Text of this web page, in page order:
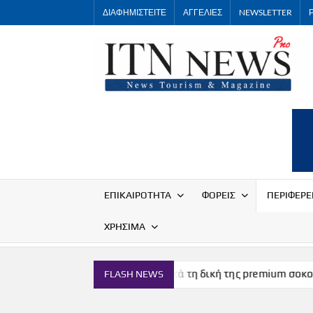
to
ΔΙΑΦΗΜΙΣΤΕΙΤΕ ΑΓΓΕΛΙΕΣ NEWSLETTER
ΕΠΙΚΑΙΡΟΤΗΤΑ ΦΟΡΕΙΣ
ΧΡΗΣΙΜΑ
FLASH NEWS
Η Μύκονος αποκτά τη δική της premium σοκολάτα Η